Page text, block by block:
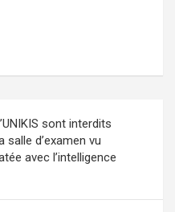
sont interdits
salle d’examen vu
avec l’intelligence